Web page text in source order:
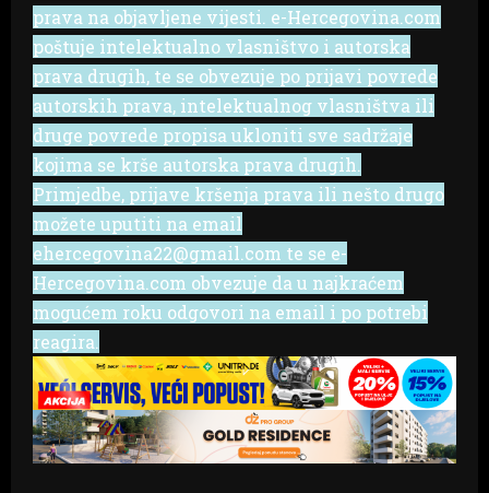
prava na objavljene vijesti. e-Hercegovina.com
poštuje intelektualno vlasništvo i autorska
prava drugih, te se obvezuje po prijavi povrede
autorskih prava, intelektualnog vlasništva ili
druge povrede propisa ukloniti sve sadržaje
kojima se krše autorska prava drugih.
Primjedbe, prijave kršenja prava ili nešto drugo
možete uputiti na email
ehercegovina22@gmail.com te se e-
Hercegovina.com obvezuje da u najkraćem
mogućem roku odgovori na email i po potrebi
reagira.